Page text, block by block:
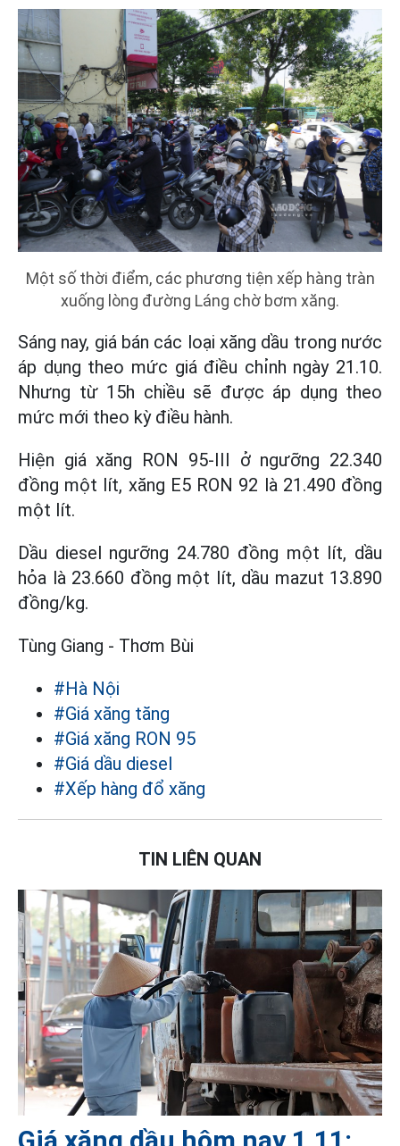
Một số thời điểm, các phương tiện xếp hàng tràn
xuống lòng đường Láng chờ bơm xăng.
Sáng nay, giá bán các loại xăng dầu trong nước
áp dụng theo mức giá điều chỉnh ngày 21.10.
Nhưng từ 15h chiều sẽ được áp dụng theo
mức mới theo kỳ điều hành.
Hiện giá xăng RON 95-III ở ngưỡng 22.340
đồng một lít, xăng E5 RON 92 là 21.490 đồng
một lít.
Dầu diesel ngưỡng 24.780 đồng một lít, dầu
hỏa là 23.660 đồng một lít, dầu mazut 13.890
đồng/kg.
Tùng Giang - Thơm Bùi
#Hà Nội
#Giá xăng tăng
#Giá xăng RON 95
#Giá dầu diesel
#Xếp hàng đổ xăng
TIN LIÊN QUAN